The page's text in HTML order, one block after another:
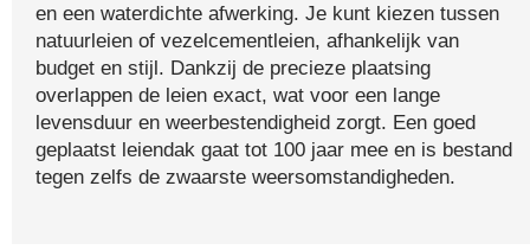
en een waterdichte afwerking. Je kunt kiezen tussen
natuurleien of vezelcementleien, afhankelijk van
budget en stijl. Dankzij de precieze plaatsing
overlappen de leien exact, wat voor een lange
levensduur en weerbestendigheid zorgt. Een goed
geplaatst leiendak gaat tot 100 jaar mee en is bestand
tegen zelfs de zwaarste weersomstandigheden.